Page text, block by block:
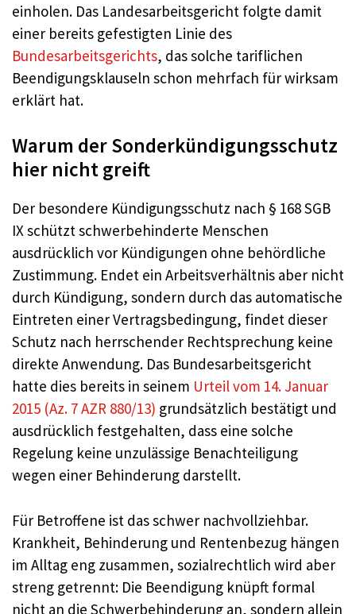
einholen. Das Landesarbeitsgericht folgte damit
einer bereits gefestigten Linie des
Bundesarbeitsgerichts, das solche tariflichen
Beendigungsklauseln schon mehrfach für wirksam
erklärt hat.
Warum der Sonderkündigungsschutz
hier nicht greift
Der besondere Kündigungsschutz nach § 168 SGB
IX schützt schwerbehinderte Menschen
ausdrücklich vor Kündigungen ohne behördliche
Zustimmung. Endet ein Arbeitsverhältnis aber nicht
durch Kündigung, sondern durch das automatische
Eintreten einer Vertragsbedingung, findet dieser
Schutz nach herrschender Rechtsprechung keine
direkte Anwendung. Das Bundesarbeitsgericht
hatte dies bereits in seinem Urteil vom 14. Januar
2015 (Az. 7 AZR 880/13) grundsätzlich bestätigt und
ausdrücklich festgehalten, dass eine solche
Regelung keine unzulässige Benachteiligung
wegen einer Behinderung darstellt.
Für Betroffene ist das schwer nachvollziehbar.
Krankheit, Behinderung und Rentenbezug hängen
im Alltag eng zusammen, sozialrechtlich wird aber
streng getrennt: Die Beendigung knüpft formal
nicht an die Schwerbehinderung an, sondern allein